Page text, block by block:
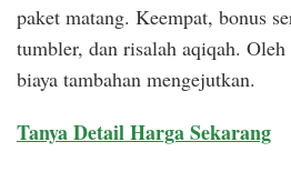
paket matang. Keempat, bonus
tumbler, dan risalah aqiqah.
biaya tambahan mengejutkan.
Tanya Detail Harga Sekarang